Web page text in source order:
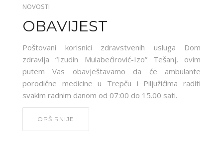
NOVOSTI
OBAVIJEST
Poštovani korisnici zdravstvenih usluga Dom
zdravlja “Izudin Mulabećirović-Izo” Tešanj, ovim
putem Vas obavještavamo da će ambulante
porodične medicine u Trepču i Piljužićima raditi
svakim radnim danom od 07:00 do 15.00 sati.
OPŠIRNIJE